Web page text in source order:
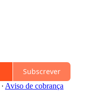
Subscrever
∙ Aviso de cobrança